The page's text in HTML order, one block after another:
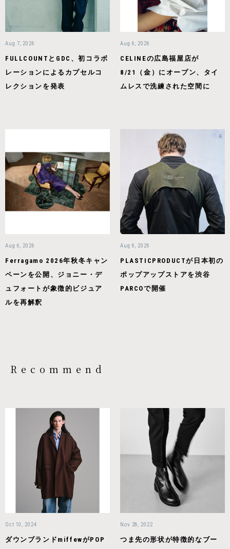
Aug 7, 2026
FULLCOUNTとGDC、初コラボ
レーションによるカプセルコ
レクションを発表
Aug 6, 2026
CELINEの広島福屋店が
8/21（金）にオープン、タイ
ムレスで洗練された空間に
Aug 6, 2026
Ferragamo 2026年秋冬キャン
ペーンを公開、ジョニー・デ
ュフォートが象徴的ビジュア
ルを再解釈
Aug 6, 2026
PLASTICPRODUCTが日本初の
ポップアップストアを渋谷
PARCOで開催
Recommend
Oct 10, 2024
ダウンブランドmiffewがPOP
Nov 28, 2022
つま先の形状が特徴的なブー